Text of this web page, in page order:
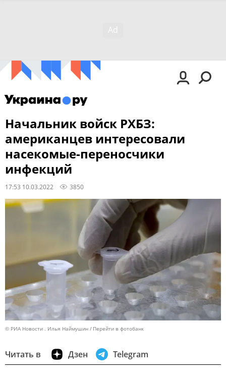
Начальник войск РХБЗ:
американцев интересовали
насекомые-переносчики
инфекций
17:53 10.03.2022 3850
© РИА Новости . Илья Наймушин Перейти в фотобанк
Читать в Дзен Telegram